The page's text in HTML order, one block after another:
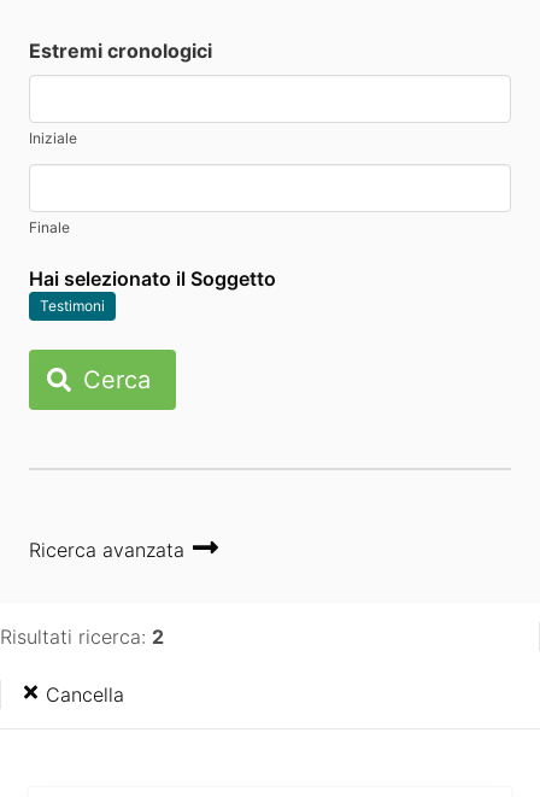
Estremi cronologici
Iniziale
Finale
Hai selezionato il Soggetto
Testimoni
Cerca
Ricerca avanzata
Risultati ricerca: 2
Cancella